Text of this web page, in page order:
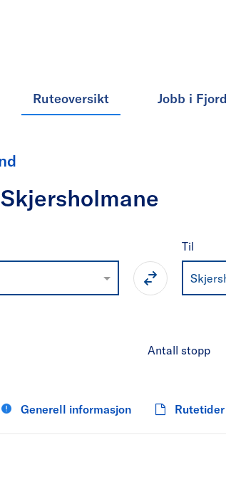
Ruteoversikt Jobb i
Til
Antall stopp
Generell informasjon Rutetider